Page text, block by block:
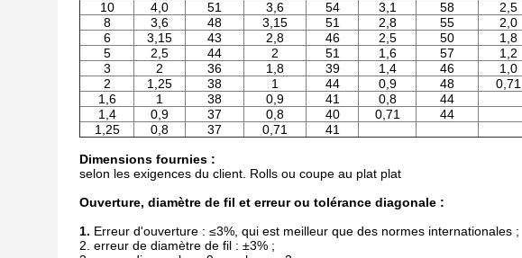
10
4,0 51 3,6 54 3,1 58 2,5
8
3,6 48 3,15 51 2,8 55 2,0
6
3,15 43 2,8 46 2,5 50 1,8
5
2,5 44 2 51 1,6 57 1,2
3
2 36 1,8 39 1,4 46 1,0
2
1,25 38 1 44 0,9 48 0,71
1,6
1 38 0,9 41 0,8 44
1,4
0,9 37 0,8 40 0,71 44
1,25
0,8 37 0,71 41
Dimensions fournies :
selon les exigences du client. Rolls ou coupe au plat plat
Ouverture, diamètre de fil et erreur ou tolérance diagonale :
1. Erreur d'ouverture : ≤3%, qui est meilleur que des normes internationales ;
2. erreur de diamètre de fil : ±3% ;